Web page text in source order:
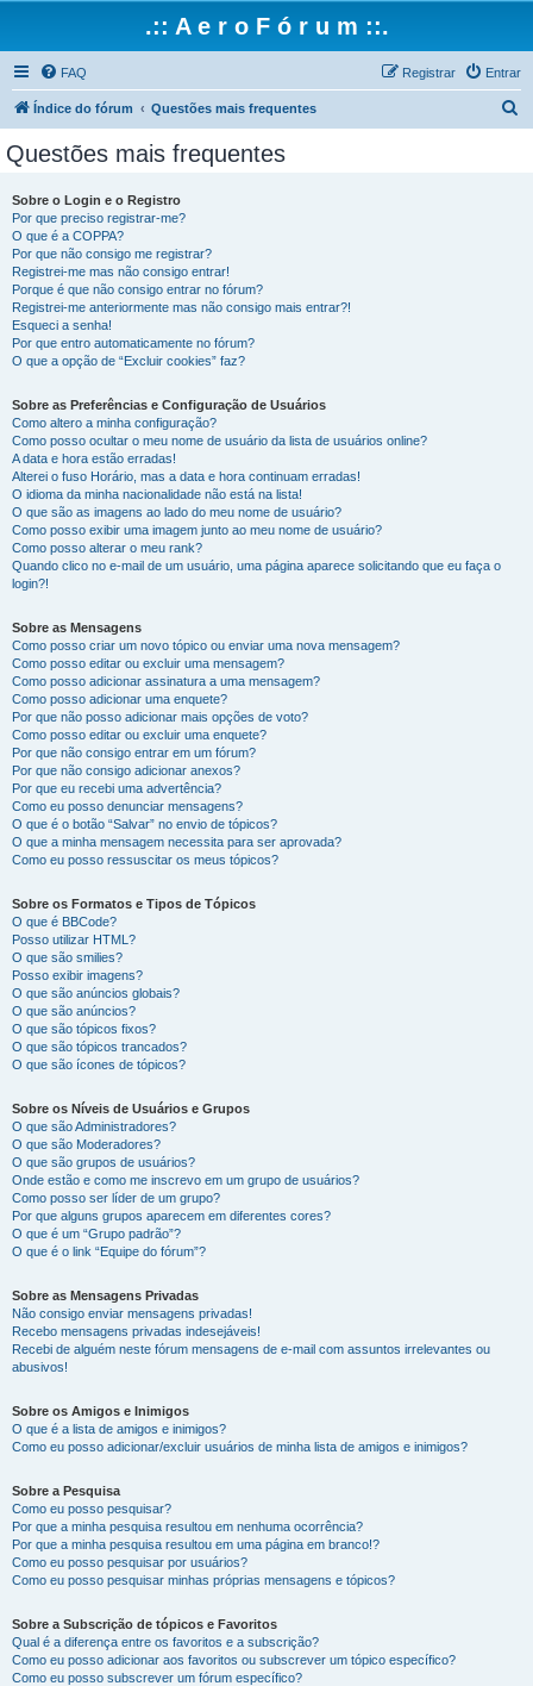
.:: A e r o F ó r u m ::.
FAQ Entrar
Registrar
Índice do fórum Questões mais frequentes
Questões mais frequentes
Sobre o Login e o Registro
Por que preciso registrar-me?
O que é a COPPA?
Por que não consigo me registrar?
Registrei-me mas não consigo entrar!
Porque é que não consigo entrar no fórum?
Registrei-me anteriormente mas não consigo mais entrar?!
Esqueci a senha!
Por que entro automaticamente no fórum?
O que a opção de “Excluir cookies” faz?
Sobre as Preferências e Configuração de Usuários
Como altero a minha configuração?
Como posso ocultar o meu nome de usuário da lista de usuários online?
A data e hora estão erradas!
Alterei o fuso Horário, mas a data e hora continuam erradas!
O idioma da minha nacionalidade não está na lista!
O que são as imagens ao lado do meu nome de usuário?
Como posso exibir uma imagem junto ao meu nome de usuário?
Como posso alterar o meu rank?
Quando clico no e-mail de um usuário, uma página aparece solicitando que eu faça o
login?!
Sobre as Mensagens
Como posso criar um novo tópico ou enviar uma nova mensagem?
Como posso editar ou excluir uma mensagem?
Como posso adicionar assinatura a uma mensagem?
Como posso adicionar uma enquete?
Por que não posso adicionar mais opções de voto?
Como posso editar ou excluir uma enquete?
Por que não consigo entrar em um fórum?
Por que não consigo adicionar anexos?
Por que eu recebi uma advertência?
Como eu posso denunciar mensagens?
O que é o botão “Salvar” no envio de tópicos?
O que a minha mensagem necessita para ser aprovada?
Como eu posso ressuscitar os meus tópicos?
Sobre os Formatos e Tipos de Tópicos
O que é BBCode?
Posso utilizar HTML?
O que são smilies?
Posso exibir imagens?
O que são anúncios globais?
O que são anúncios?
O que são tópicos fixos?
O que são tópicos trancados?
O que são ícones de tópicos?
Sobre os Níveis de Usuários e Grupos
O que são Administradores?
O que são Moderadores?
O que são grupos de usuários?
Onde estão e como me inscrevo em um grupo de usuários?
Como posso ser líder de um grupo?
Por que alguns grupos aparecem em diferentes cores?
O que é um “Grupo padrão”?
O que é o link “Equipe do fórum”?
Sobre as Mensagens Privadas
Não consigo enviar mensagens privadas!
Recebo mensagens privadas indesejáveis!
Recebi de alguém neste fórum mensagens de e-mail com assuntos irrelevantes ou
abusivos!
Sobre os Amigos e Inimigos
O que é a lista de amigos e inimigos?
Como eu posso adicionar/excluir usuários de minha lista de amigos e inimigos?
Sobre a Pesquisa
Como eu posso pesquisar?
Por que a minha pesquisa resultou em nenhuma ocorrência?
Por que a minha pesquisa resultou em uma página em branco!?
Como eu posso pesquisar por usuários?
Como eu posso pesquisar minhas próprias mensagens e tópicos?
Sobre a Subscrição de tópicos e Favoritos
Qual é a diferença entre os favoritos e a subscrição?
Como eu posso adicionar aos favoritos ou subscrever um tópico específico?
Como eu posso subscrever um fórum específico?